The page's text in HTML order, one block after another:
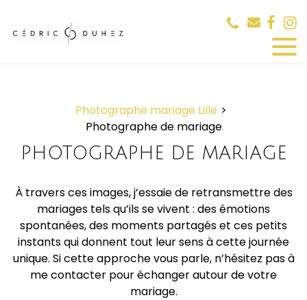
Photographe mariage Lille
Photographe de mariage
PHOTOGRAPHE DE MARIAGE
À travers ces images, j’essaie de retransmettre des
mariages tels qu’ils se vivent : des émotions
spontanées, des moments partagés et ces petits
instants qui donnent tout leur sens à cette journée
unique. Si cette approche vous parle, n’hésitez pas à
me contacter pour échanger autour de votre
mariage.